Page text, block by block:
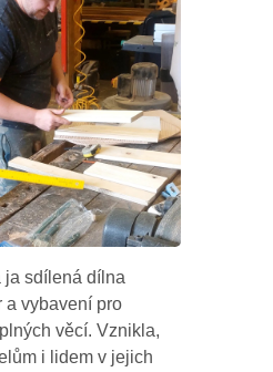
ja sdílená dílna
a vybavení pro
věcí. Vznikla,
i lidem v jejich